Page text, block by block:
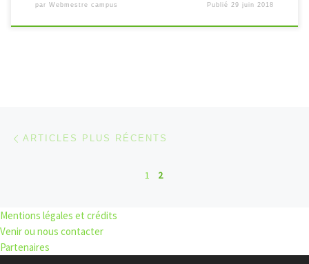
par Webmestre campus Publié 29 juin 2018
Navigation dans les articles
ARTICLES PLUS RÉCENTS
1 2
Mentions légales et crédits
Venir ou nous contacter
Partenaires